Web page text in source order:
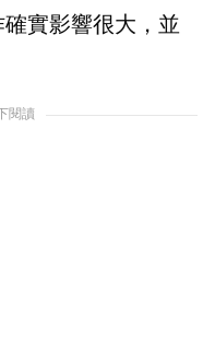
實影響很大，並
閱讀